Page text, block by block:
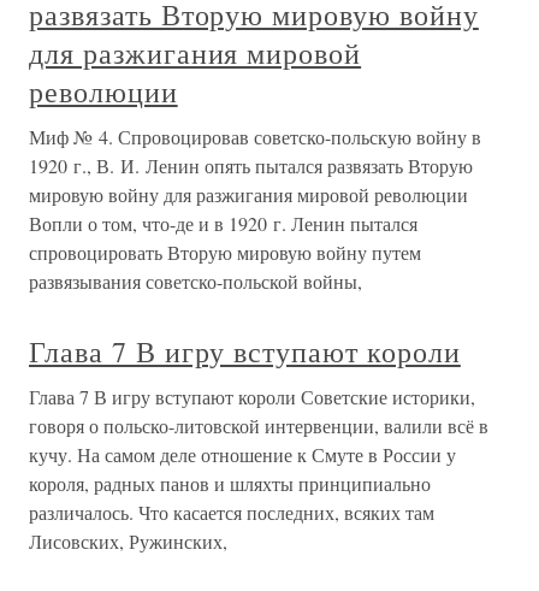
развязать Вторую мировую войну
для разжигания мировой
революции
Миф № 4. Спровоцировав советско-польскую войну в
1920 г., В. И. Ленин опять пытался развязать Вторую
мировую войну для разжигания мировой революции
Вопли о том, что-де и в 1920 г. Ленин пытался
спровоцировать Вторую мировую войну путем
развязывания советско-польской войны,
Глава 7 В игру вступают короли
Глава 7 В игру вступают короли Советские историки,
говоря о польско-литовской интервенции, валили всё в
кучу. На самом деле отношение к Смуте в России у
короля, радных панов и шляхты принципиально
различалось. Что касается последних, всяких там
Лисовских, Ружинских,